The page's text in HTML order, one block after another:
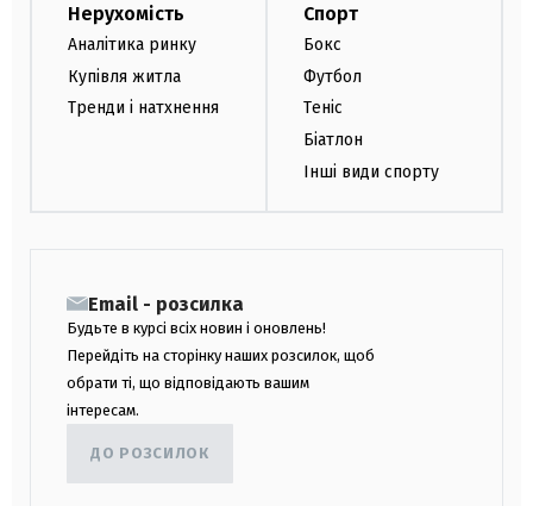
Нерухомість
Аналітика ринку
Купівля житла
Тренди і натхнення
Спорт
Бокс
Футбол
Теніс
Біатлон
Інші види спорту
Email - розсилка
Будьте в курсі всіх новин і оновлень!
Перейдіть на сторінку наших розсилок, щоб
обрати ті, що відповідають вашим
інтересам.
ДО РОЗСИЛОК